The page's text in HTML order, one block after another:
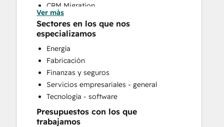
CRM Migration
Email Marketing
Full Inbound Marketing Services
Paid Advertising
Sales and Marketing Alignment
Search Engine Optimization
Social Media
Website Design
Website Migration
Ver más
Sectores en los que nos
especializamos
Energía
Fabricación
Finanzas y seguros
Servicios empresariales - general
Tecnología - software
Presupuestos con los que
trabajamos